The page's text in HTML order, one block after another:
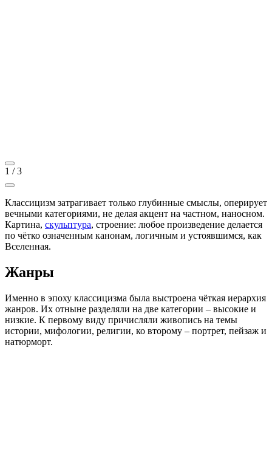
1 /3
Классицизм затрагивает только глубинные смыслы, оперирует
вечными категориями, не делая акцент на частном, наносном.
Картина, скульптура, строение: любое произведение делается
по чётко означенным канонам, логичным и устоявшимся, как
Вселенная.
Жанры
Именно в эпоху классицизма была выстроена чёткая иерархия
жанров. Их отныне разделяли на две категории – высокие и
низкие. К первому виду причисляли живопись на темы
истории, мифологии, религии, ко второму – портрет, пейзаж и
натюрморт.